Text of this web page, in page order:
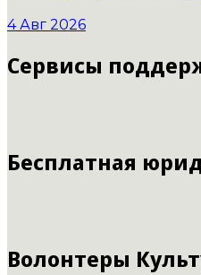
4 Авг 2026
Сервисы
Бесплатная
Волонтеры